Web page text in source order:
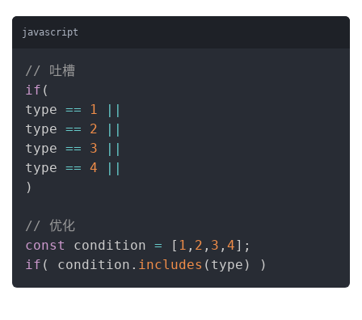
javascript
// 吐槽
if (
type == 1
type == 2
type == 3
type == 4
)
// 优化
const
condition = [ 1 , 2 , 3 , 4] ;
if ( condition . includes ( type ) )